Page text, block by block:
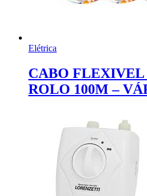
Elétrica
CABO
ROLO 100M –